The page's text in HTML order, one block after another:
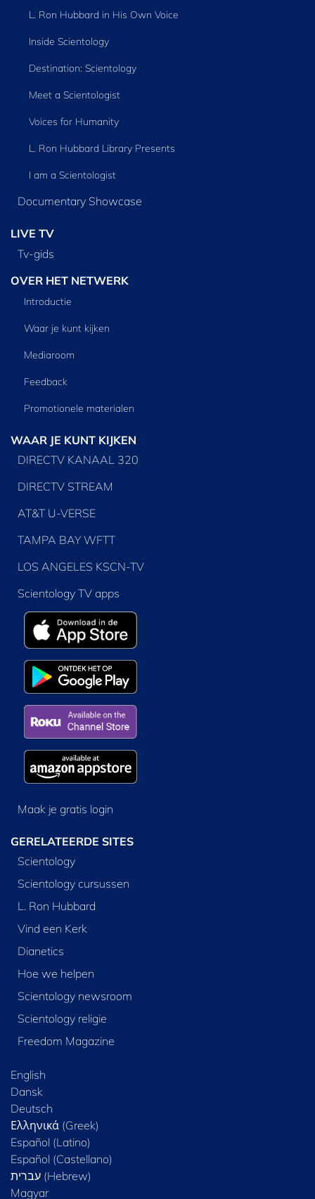
L. Ron Hubbard in His Own Voice
Inside Scientology
Destination: Scientology
Meet a Scientologist
Voices for Humanity
L. Ron Hubbard Library Presents
I am a Scientologist
Documentary Showcase
LIVE TV
Tv‑gids
OVER HET NETWERK
Introductie
Waar je kunt kijken
Mediaroom
Feedback
Promotionele materialen
WAAR JE KUNT KIJKEN
DIRECTV KANAAL 320
DIRECTV STREAM
AT&T U-VERSE
TAMPA BAY WFTT
LOS ANGELES KSCN-TV
Scientology TV apps
Maak je gratis login
GERELATEERDE SITES
Scientology
Scientology cursussen
L. Ron Hubbard
Vind een Kerk
Dianetics
Hoe we helpen
Scientology newsroom
Scientology religie
Freedom Magazine
English
Dansk
Deutsch
Ελληνικά (Greek)
Español (Latino)
Español (Castellano)
Magyar